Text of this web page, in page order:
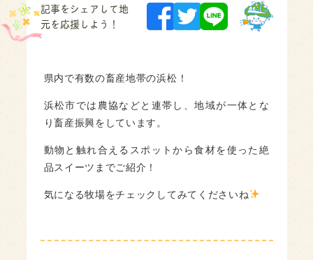
記事をシェアして地
元を応援しよう！
県内で有数の畜産地帯の浜松！
浜松市では農協などと連帯し、地域が一体とな
り畜産振興をしています。
動物と触れ合えるスポットから食材を使った絶
品スイーツまでご紹介！
気になる牧場をチェックしてみてくださいね